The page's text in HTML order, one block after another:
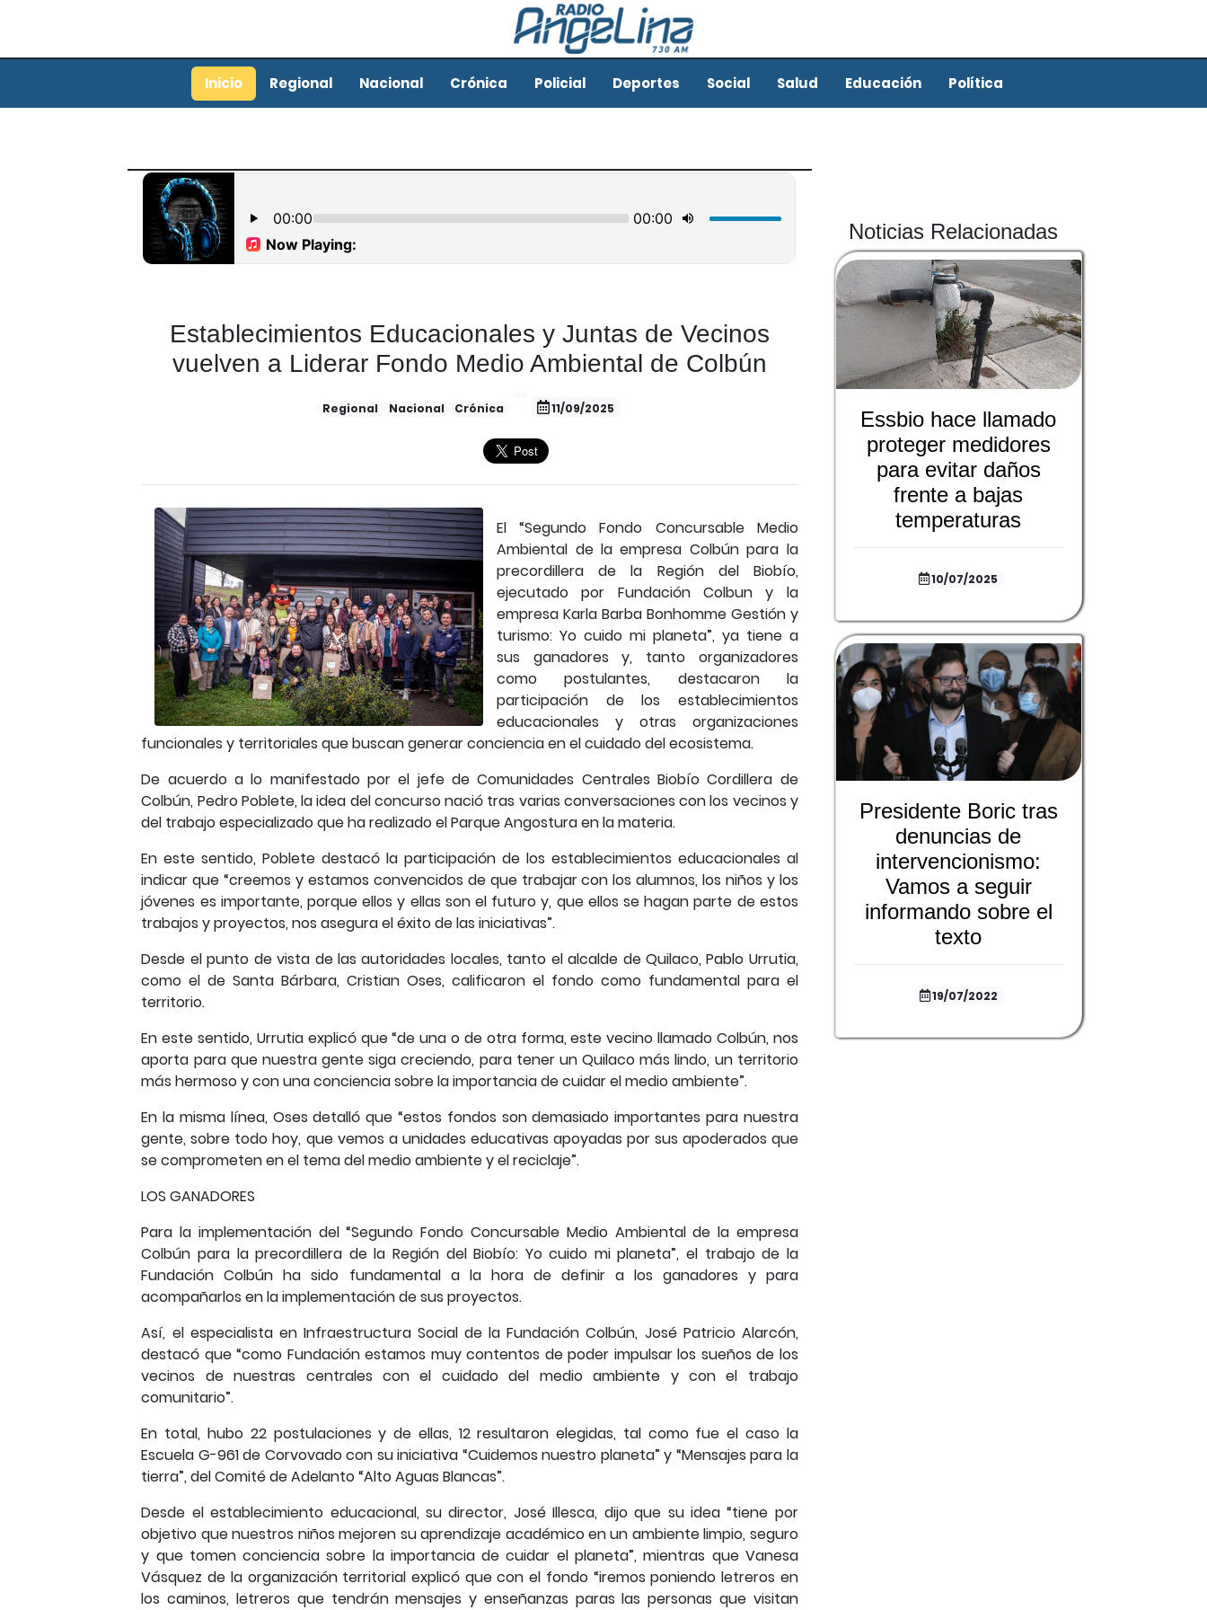
Inicio Regional Nacional Crónica Policial Deportes Social Salud Educación Política
Establecimientos Educacionales y Juntas de Vecinos
vuelven a Liderar Fondo Medio Ambiental de Colbún
Regional Nacional Crónica 11/09/2025
El “Segundo Fondo Concursable Medio
Ambiental de la empresa Colbún para la
precordillera de la Región del Biobío,
ejecutado por Fundación Colbun y la
empresa Karla Barba Bonhomme Gestión y
turismo: Yo cuido mi planeta”, ya tiene a
sus ganadores y, tanto organizadores
como postulantes, destacaron la
participación de los establecimientos
educacionales y otras organizaciones
funcionales y territoriales que buscan generar conciencia en el cuidado del ecosistema.
De acuerdo a lo manifestado por el jefe de Comunidades Centrales Biobío Cordillera de
Colbún, Pedro Poblete, la idea del concurso nació tras varias conversaciones con los vecinos y
del trabajo especializado que ha realizado el Parque Angostura en la materia.
En este sentido, Poblete destacó la participación de los establecimientos educacionales al
indicar que “creemos y estamos convencidos de que trabajar con los alumnos, los niños y los
jóvenes es importante, porque ellos y ellas son el futuro y, que ellos se hagan parte de estos
trabajos y proyectos, nos asegura el éxito de las iniciativas”.
Desde el punto de vista de las autoridades locales, tanto el alcalde de Quilaco, Pablo Urrutia,
como el de Santa Bárbara, Cristian Oses, calificaron el fondo como fundamental para el
territorio.
En este sentido, Urrutia explicó que “de una o de otra forma, este vecino llamado Colbún, nos
aporta para que nuestra gente siga creciendo, para tener un Quilaco más lindo, un territorio
más hermoso y con una conciencia sobre la importancia de cuidar el medio ambiente”.
En la misma línea, Oses detalló que “estos fondos son demasiado importantes para nuestra
gente, sobre todo hoy, que vemos a unidades educativas apoyadas por sus apoderados que
se comprometen en el tema del medio ambiente y el reciclaje”.
LOS GANADORES
Para la implementación del “Segundo Fondo Concursable Medio Ambiental de la empresa
Colbún para la precordillera de la Región del Biobío: Yo cuido mi planeta”, el trabajo de la
Fundación Colbún ha sido fundamental a la hora de definir a los ganadores y para
acompañarlos en la implementación de sus proyectos.
Así, el especialista en Infraestructura Social de la Fundación Colbún, José Patricio Alarcón,
destacó que “como Fundación estamos muy contentos de poder impulsar los sueños de los
vecinos de nuestras centrales con el cuidado del medio ambiente y con el trabajo
comunitario”.
En total, hubo 22 postulaciones y de ellas, 12 resultaron elegidas, tal como fue el caso la
Escuela G-961 de Corvovado con su iniciativa “Cuidemos nuestro planeta” y “Mensajes para la
tierra”, del Comité de Adelanto “Alto Aguas Blancas”.
Desde el establecimiento educacional, su director, José Illesca, dijo que su idea “tiene por
objetivo que nuestros niños mejoren su aprendizaje académico en un ambiente limpio, seguro
y que tomen conciencia sobre la importancia de cuidar el planeta”, mientras que Vanesa
Vásquez de la organización territorial explicó que con el fondo “iremos poniendo letreros en
los caminos, letreros que tendrán mensajes y enseñanzas paras las personas que visitan
Noticias Relacionadas
Essbio hace llamado
proteger medidores
para evitar daños
frente a bajas
temperaturas
10/07/2025
Presidente Boric tras
denuncias de
intervencionismo:
Vamos a seguir
informando sobre el
texto
19/07/2022